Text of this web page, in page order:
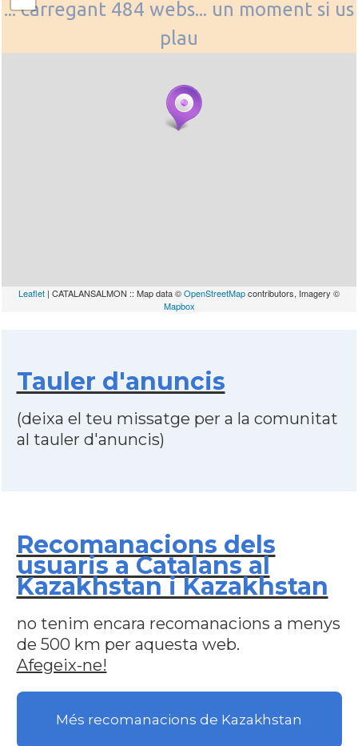
... carregant 484 webs... un moment si us
plau
Leaflet | CATALANSALMON :: Map data ©OpenStreetMapcontributors, Imagery ©
Mapbox
Tauler d'anuncis
(deixa el teu missatge per a la comunitat
al tauler d'anuncis)
Recomanacions dels
usuaris a Catalans al
Kazakhstan i Kazakhstan
no tenim encara recomanacions a menys
de 500 km per aquesta web.
Afegeix-ne!
Més recomanacions de Kazakhstan